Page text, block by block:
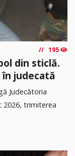
195
din sticlă.
judecată
Judecătoria
2026, trimiterea